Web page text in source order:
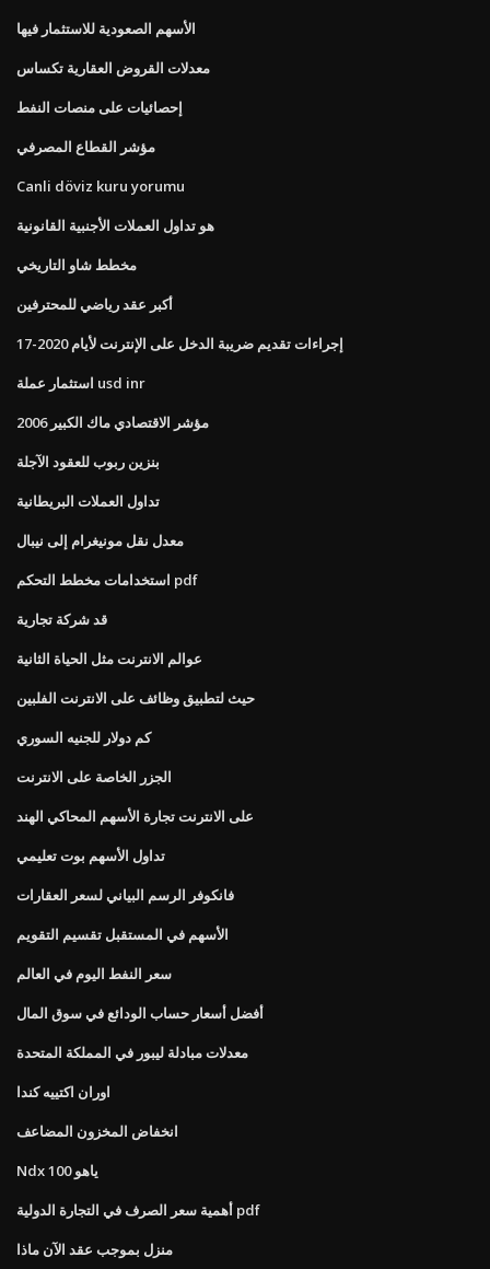
الأسهم الصعودية للاستثمار فيها
معدلات القروض العقارية تكساس
إحصائيات على منصات النفط
مؤشر القطاع المصرفي
Canli döviz kuru yorumu
هو تداول العملات الأجنبية القانونية
مخطط شاو التاريخي
أكبر عقد رياضي للمحترفين
إجراءات تقديم ضريبة الدخل على الإنترنت لأيام 2020-17
استثمار عملة usd inr
مؤشر الاقتصادي ماك الكبير 2006
بنزين ربوب للعقود الآجلة
تداول العملات البريطانية
معدل نقل مونيغرام إلى نيبال
استخدامات مخطط التحكم pdf
قد شركة تجارية
عوالم الانترنت مثل الحياة الثانية
حيث لتطبيق وظائف على الانترنت الفلبين
كم دولار للجنيه السوري
الجزر الخاصة على الانترنت
على الانترنت تجارة الأسهم المحاكي الهند
تداول الأسهم بوت تعليمي
فانكوفر الرسم البياني لسعر العقارات
الأسهم في المستقبل تقسيم التقويم
سعر النفط اليوم في العالم
أفضل أسعار حساب الودائع في سوق المال
معدلات مبادلة ليبور في المملكة المتحدة
اوران اكتييه كندا
انخفاض المخزون المضاعف
Ndx 100 ياهو
أهمية سعر الصرف في التجارة الدولية pdf
منزل بموجب عقد الآن ماذا